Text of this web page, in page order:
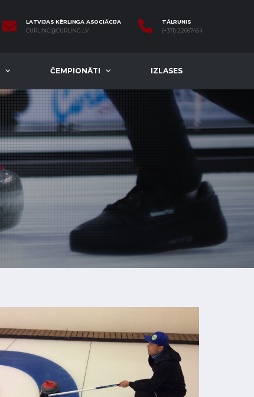
LATVIJAS KĒRLINGA ASOCIĀCIJA
CURLING@CURLING.LV
TĀLRUNIS
(+371) 22067454
ČEMPIONĀTI IZLASES